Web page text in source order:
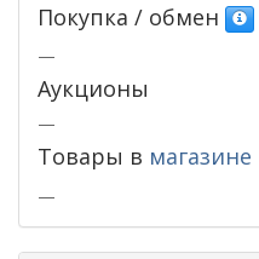
Покупка / обмен
—
Аукционы
—
Товары в магазине
—